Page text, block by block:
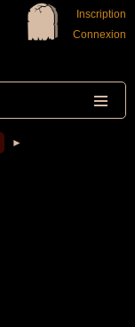
Inscription
Connexion
►